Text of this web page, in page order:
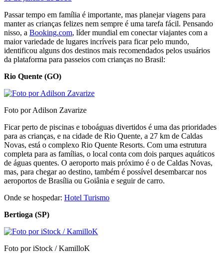
Passar tempo em família é importante, mas planejar viagens para
manter as crianças felizes nem sempre é uma tarefa fácil. Pensando
nisso, a Booking.com, líder mundial em conectar viajantes com a
maior variedade de lugares incríveis para ficar pelo mundo,
identificou alguns dos destinos mais recomendados pelos usuários
da plataforma para passeios com crianças no Brasil:
Rio Quente (GO)
Foto por Adilson Zavarize
Ficar perto de piscinas e toboáguas divertidos é uma das prioridades
para as crianças, e na cidade de Rio Quente, a 27 km de Caldas
Novas, está o complexo Rio Quente Resorts. Com uma estrutura
completa para as famílias, o local conta com dois parques aquáticos
de águas quentes. O aeroporto mais próximo é o de Caldas Novas,
mas, para chegar ao destino, também é possível desembarcar nos
aeroportos de Brasília ou Goiânia e seguir de carro.
Onde se hospedar: Hotel Turismo
Bertioga (SP)
Foto por iStock / KamilloK